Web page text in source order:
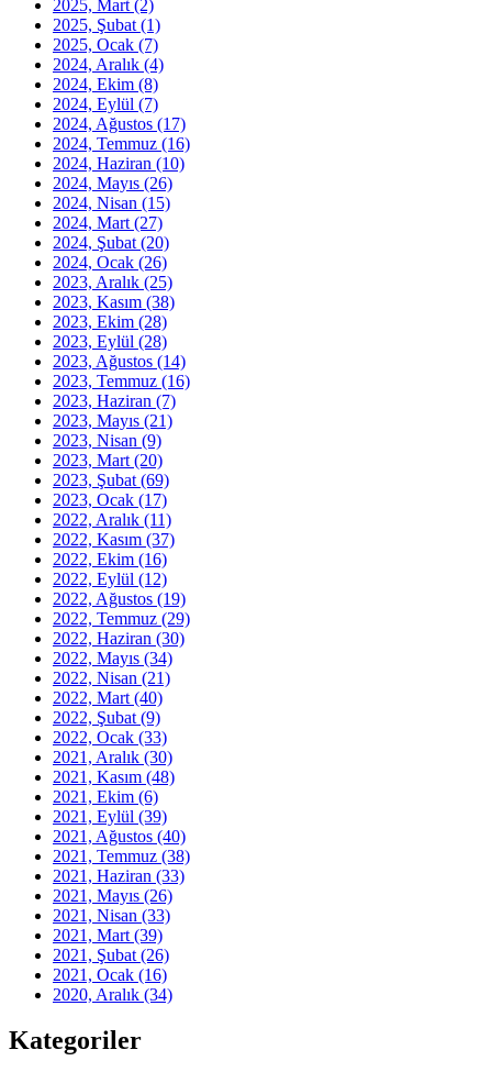
2025, Mart (2)
2025, Şubat (1)
2025, Ocak (7)
2024, Aralık (4)
2024, Ekim (8)
2024, Eylül (7)
2024, Ağustos (17)
2024, Temmuz (16)
2024, Haziran (10)
2024, Mayıs (26)
2024, Nisan (15)
2024, Mart (27)
2024, Şubat (20)
2024, Ocak (26)
2023, Aralık (25)
2023, Kasım (38)
2023, Ekim (28)
2023, Eylül (28)
2023, Ağustos (14)
2023, Temmuz (16)
2023, Haziran (7)
2023, Mayıs (21)
2023, Nisan (9)
2023, Mart (20)
2023, Şubat (69)
2023, Ocak (17)
2022, Aralık (11)
2022, Kasım (37)
2022, Ekim (16)
2022, Eylül (12)
2022, Ağustos (19)
2022, Temmuz (29)
2022, Haziran (30)
2022, Mayıs (34)
2022, Nisan (21)
2022, Mart (40)
2022, Şubat (9)
2022, Ocak (33)
2021, Aralık (30)
2021, Kasım (48)
2021, Ekim (6)
2021, Eylül (39)
2021, Ağustos (40)
2021, Temmuz (38)
2021, Haziran (33)
2021, Mayıs (26)
2021, Nisan (33)
2021, Mart (39)
2021, Şubat (26)
2021, Ocak (16)
2020, Aralık (34)
Kategoriler